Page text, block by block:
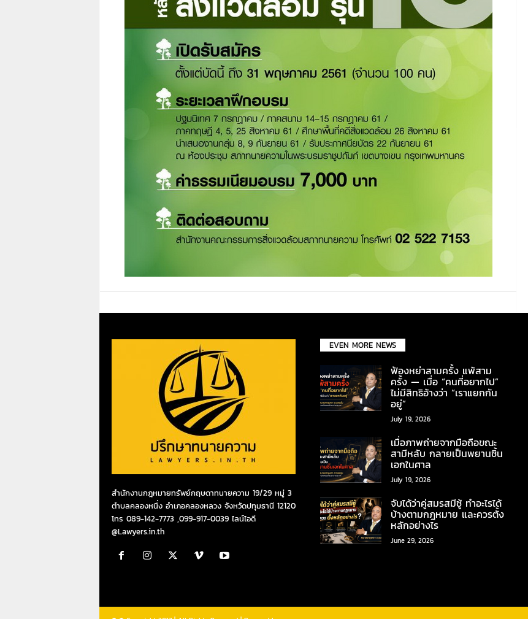
สำนักงานกฎหมายทรัพย์กฤษดาทนายความ 19/29 หมู่ 3
ตำบลคลองหนึ่ง อำเภอคลองหลวง จังหวัดปทุมธานี 12120
โทร 089-142-7773 ,099-917-0039 ไลน์ไอดี
@Lawyers.in.th
EVEN MORE NEWS
ฟ้องหย่าสามครั้ง แพ้สาม
ครั้ง — เมื่อ “คนที่อยากไป”
ไม่มีสิทธิอ้างว่า “เราแยกกัน
อยู่”
July 19, 2026
เมื่อภาพถ่ายจากมือถือขณะ
สามีหลับ กลายเป็นพยานชิ้น
เอกในศาล
July 19, 2026
จับได้ว่าคู่สมรสมีชู้ ทำอะไรได้
บ้างตามกฎหมาย และควรตั้ง
หลักอย่างไร
June 29, 2026